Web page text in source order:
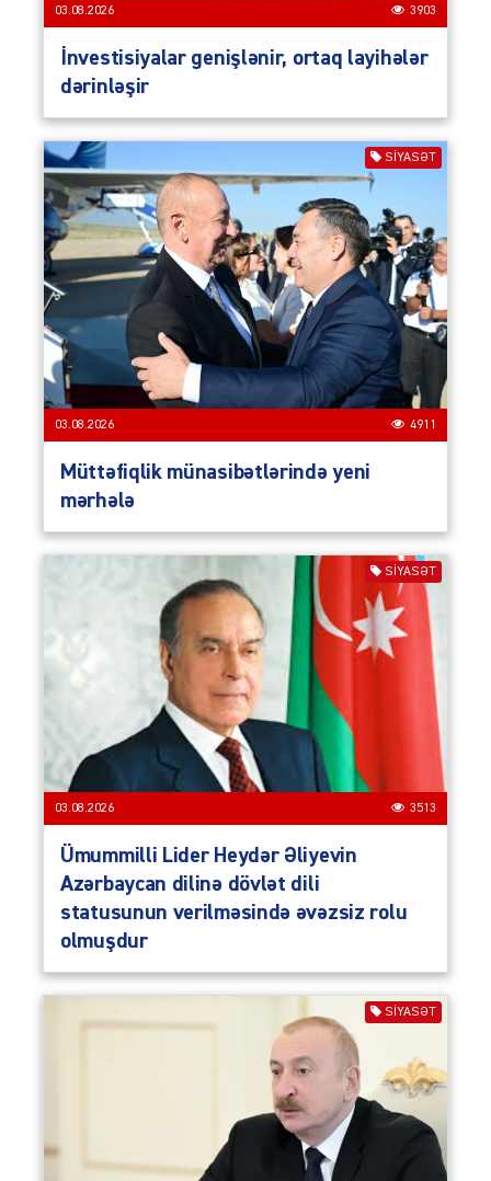
03.08.2026 3903
İnvestisiyalar genişlənir, ortaq layihələr
dərinləşir
SIYASƏT
03.08.2026 4911
Müttəfiqlik münasibətlərində yeni
mərhələ
SIYASƏT
03.08.2026 3513
Ümummilli Lider Heydər Əliyevin
Azərbaycan dilinə dövlət dili
statusunun verilməsində əvəzsiz rolu
olmuşdur
SIYASƏT